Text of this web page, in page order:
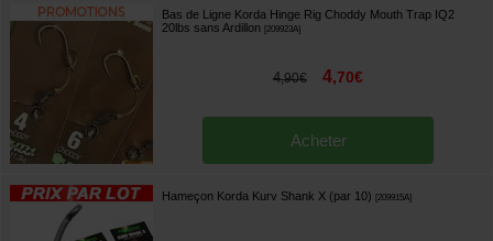
Bas de Ligne Korda Hinge Rig Choddy Mouth Trap IQ2
20lbs sans Ardillon
209923A]
4,90€ 4,70€
Acheter
Hameçon Korda Kurv Shank X (par 10) 209915A]